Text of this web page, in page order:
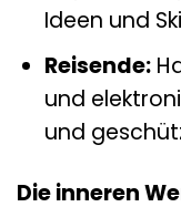
Ideen und
Reisende:
und
und
Die inneren